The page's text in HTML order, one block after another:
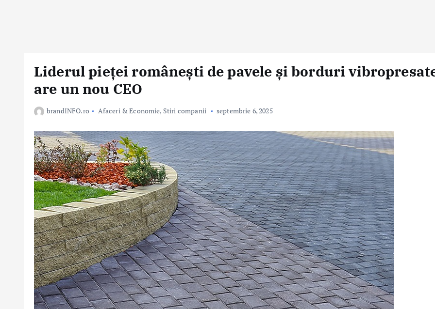
Liderul pieței românești de pavele și borduri
are un nou CEO
brandINFO.ro Afaceri & Economie, Stiri companii septembrie 6, 2025